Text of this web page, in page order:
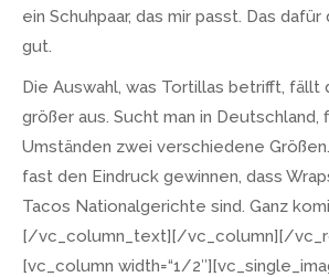
ein Schuhpaar, das mir passt. Das
gut.
Die Auswahl, was Tortillas betrifft, fällt
größer aus. Sucht man in Deutschland,
Umständen zwei verschiedene
fast den Eindruck gewinnen, dass
Tacos Nationalgerichte sind. Ganz
[/vc_column_text][/vc_column][/
[vc_column width=“1/